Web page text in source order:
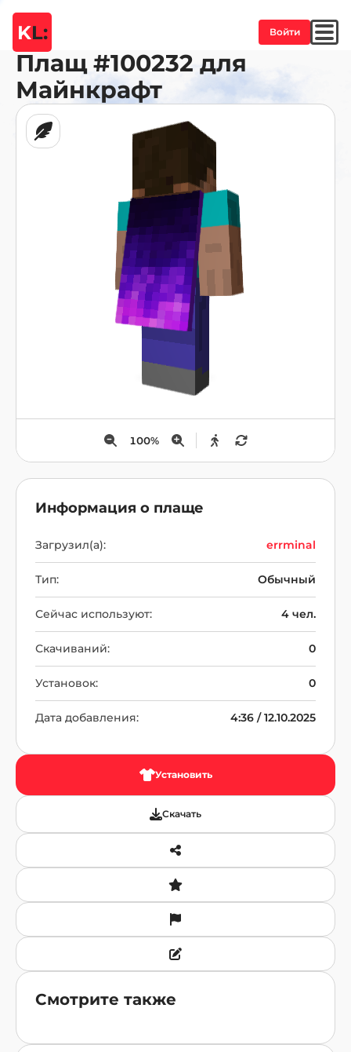
KL: Войти
Плащ #100232 для
Майнкрафт
100%
Информация о плаще
Загрузил(а): errminal
Тип: Обычный
Сейчас используют: 4 чел.
Скачиваний: 0
Установок: 0
Дата добавления: 4:36 / 12.10.2025
Установить
Скачать
Смотрите также